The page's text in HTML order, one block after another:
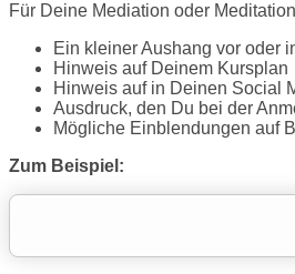
Für Deine Mediation oder
Ein kleiner Aushang vor oder
Hinweis auf Deinem Kursplan
Hinweis auf in Deinen Social
Ausdruck, den Du bei der
Mögliche Einblendungen auf
Zum Beispiel: